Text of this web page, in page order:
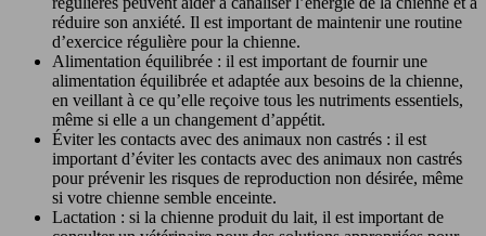
réduire son anxiété. Il est important de maintenir une routine
d’exercice régulière pour la chienne.
Alimentation équilibrée : il est important de fournir une
alimentation équilibrée et adaptée aux besoins de la chienne,
en veillant à ce qu’elle reçoive tous les nutriments essentiels,
même si elle a un changement d’appétit.
Éviter les contacts avec des animaux non castrés : il est
important d’éviter les contacts avec des animaux non castrés
pour prévenir les risques de reproduction non désirée, même
si votre chienne semble enceinte.
Lactation : si la chienne produit du lait, il est important de